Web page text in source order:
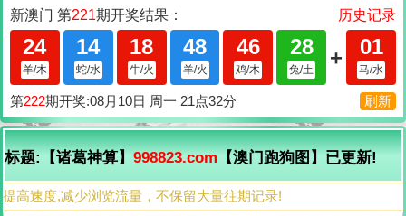
标题:【诸葛神算】 998823.com 【澳门跑狗图】已更新!
提高速度,减少浏览流量，不保留大量往期记录!